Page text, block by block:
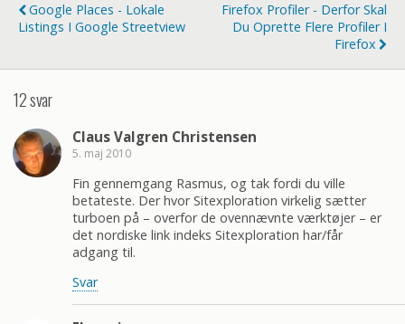
Google Places - Lokale
Listings I Google Streetview
Firefox Profiler - Derfor Skal
Du Oprette Flere Profiler I
Firefox
12 svar
Claus Valgren Christensen
5. maj 2010
Fin gennemgang Rasmus, og tak fordi du ville
betateste. Der hvor Sitexploration virkelig sætter
turboen på – overfor de ovennævnte værktøjer – er
det nordiske link indeks Sitexploration har/får
adgang til.
Svar